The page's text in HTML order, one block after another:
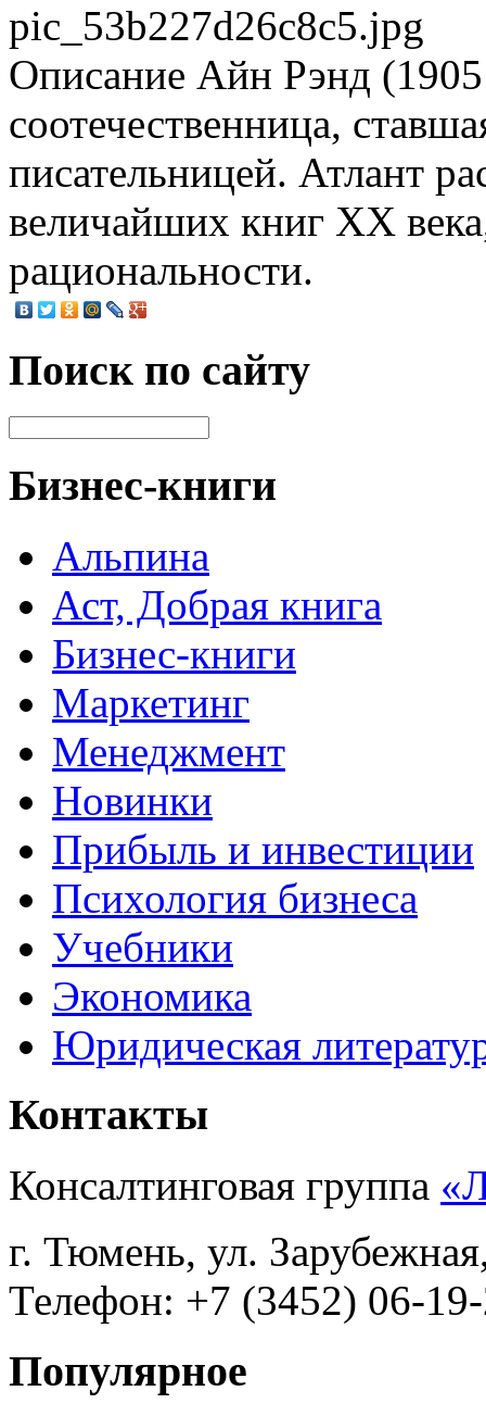
pic_53b227d26c8c5.jpg
Описание Айн Рэнд
соотечественница,
писательницей. Атлант
величайших книг XX
рациональности.
Поиск по сайту
Бизнес-книги
Альпина
Аст, Добрая книга
Бизнес-книги
Маркетинг
Менеджмент
Новинки
Прибыль и инвестиции
Психология бизнеса
Учебники
Экономика
Юридическая
Контакты
Консалтинговая группа
г. Тюмень, ул.
Телефон: +7 (3452) 06-
Популярное